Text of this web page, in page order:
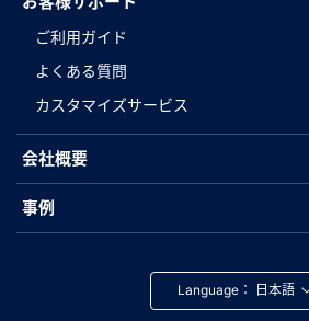
ご利用ガイド
よくある質問
カスタマイズサービス
会社概要
事例
Language：